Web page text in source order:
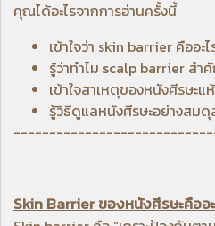
คุณได้อะไรจากการอ่านครั้งนี้
เข้าใจว่า skin barrier คืออะไ
รู้ว่าทำไม scalp barrier ส
เข้าใจสาเหตุของหนังศีรษะแ
รู้วิธีดูแลหนังศีรษะอย่างสมดุ
Skin Barrier ของหนังศีรษะคืออ